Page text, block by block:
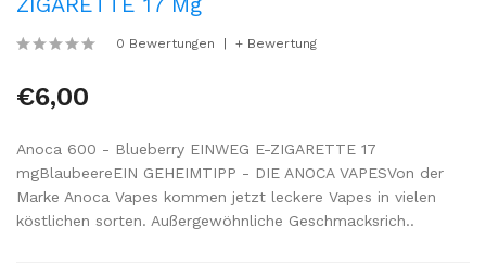
0 Bewertungen + Bewertung
€6,00
Anoca 600 - Blueberry EINWEG E-ZIGARETTE 17
mgBlaubeereEIN GEHEIMTIPP - DIE ANOCA VAPESVon der
Marke Anoca Vapes kommen jetzt leckere Vapes in vielen
köstlichen sorten. Außergewöhnliche Geschmacksrich..